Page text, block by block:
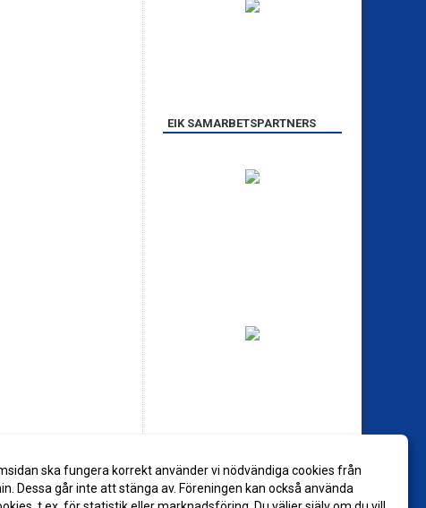
EIK SAMARBETSPARTNERS
ska fungera korrekt använder vi nödvändiga cookies från
Dessa går inte att stänga av. Föreningen kan också använda